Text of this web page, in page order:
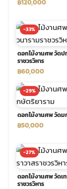
จัดดอกไม้งานศพ
ดอกไม้งานศพ ส่ง
ดอกไม้งานศพ อ
พวงดอกไม้งานศพ
tpdecorate ปูพื้น
พวงหรีด ปากคล
พวงหรีด ส่งด่วน
฿120,000
-33%
ดอกไม้งานศพ วัดป
ราชวรวิหาร
฿60,000
-29%
ดอกไม้งานศพ วัดม
฿50,000
-27%
ดอกไม้งานศพ วัดเ
ราชวรวิหาร